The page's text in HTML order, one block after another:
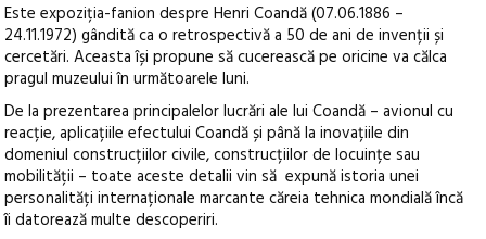
Este expoziția-fanion despre Henri Coandă (07.06.1886 –
24.11.1972) gândită ca o retrospectivă a 50 de ani de invenții și
cercetări. Aceasta își propune să cucerească pe oricine va călca
pragul muzeului în următoarele luni.
De la prezentarea principalelor lucrări ale lui Coandă – avionul cu
reacție, aplicațiile efectului Coandă și până la inovațiile din
domeniul construcțiilor civile, construcțiilor de locuințe sau
mobilității – toate aceste detalii vin să expună istoria unei
personalități internaționale marcante căreia tehnica mondială încă
îi datorează multe descoperiri.